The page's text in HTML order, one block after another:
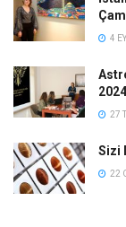
4
27
Sizi
22